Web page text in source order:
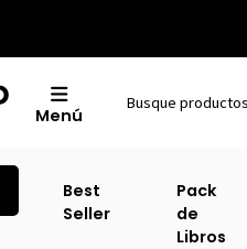
Menú
Best
Seller
Pack
de
Libros